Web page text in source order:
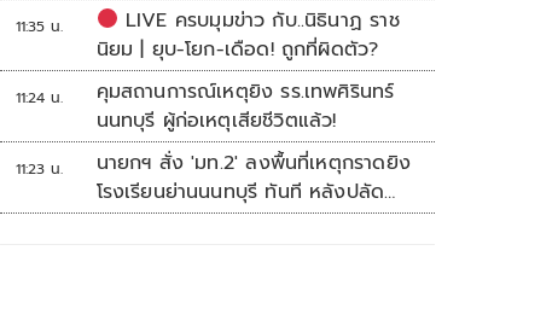
11:35 น.
LIVE ครบมุมข่าว กับ..นิธินาฏ ราช
นิยม | ยุบ-โยก-เดือด! ถูกที่ผิดตัว?
11:24 น.
คุมสถานการณ์เหตุยิง รร.เทพศิรินทร์
นนทบุรี ผู้ก่อเหตุเสียชีวิตแล้ว!
11:23 น.
นายกฯ สั่ง 'มท.2' ลงพื้นที่เหตุกราดยิง
โรงเรียนย่านนนทบุรี ทันที หลังปลัด
มท.รายงานความคืบหน้า